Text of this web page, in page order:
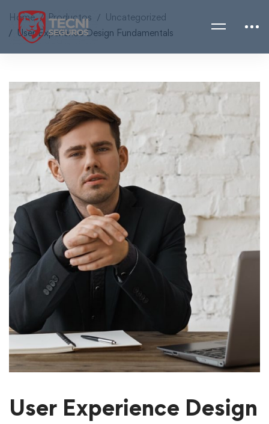
Home Productos
Uncategorized
User Experience Design Fundamentals
User Experience Design